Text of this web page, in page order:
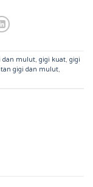
dan mulut, gigi kuat, gigi
gigi dan mulut,